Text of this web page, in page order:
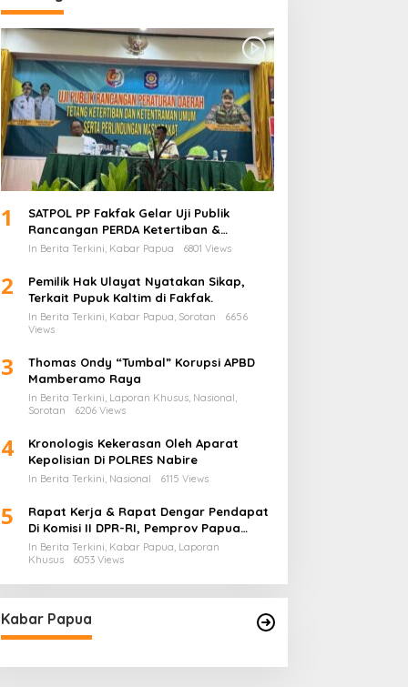
1
SATPOL PP Fakfak Gelar Uji Publik
Rancangan PERDA Ketertiban &
Ketentraman serta Perlindungan
In Berita Terkini, Kabar Papua 6801 Views
2
Pemilik Hak Ulayat Nyatakan Sikap,
Terkait Pupuk Kaltim di Fakfak.
In Berita Terkini, Kabar Papua, Sorotan
6656
Views
3
Thomas Ondy “Tumbal” Korupsi APBD
Mamberamo Raya
In Berita Terkini, Laporan Khusus, Nasional,
Sorotan
6206 Views
4
Kronologis Kekerasan Oleh Aparat
Kepolisian Di POLRES Nabire
In Berita Terkini, Nasional 6115 Views
5
Rapat Kerja & Rapat Dengar Pendapat
Di Komisi II DPR-RI, Pemprov Papua
Barat Tunjukkan Keberpihakan
Terhadap Aspirasi Masyarakat!
In Berita Terkini, Kabar Papua, Laporan
Khusus
6053 Views
Kabar Papua